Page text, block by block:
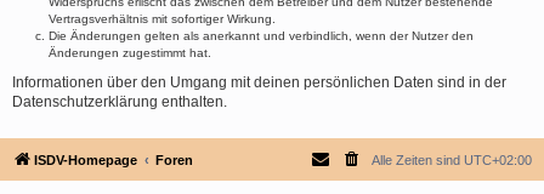
Vertragsverhältnis mit sofortiger Wirkung.
Die Änderungen gelten als anerkannt und verbindlich, wenn der Nutzer den
Änderungen zugestimmt hat.
Informationen über den Umgang mit deinen persönlichen Daten sind in der
Datenschutzerklärung enthalten.
ISDV-Homepage Foren Alle Zeiten sind UTC+02:00